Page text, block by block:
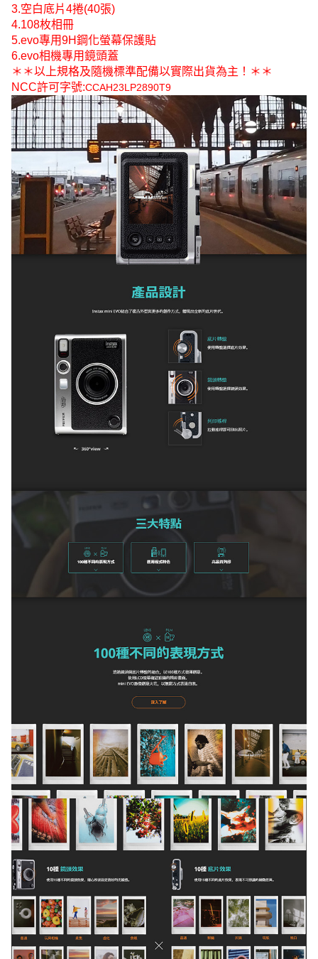
3.空白底片4捲(40張)
4.108枚相冊
5.evo專用9H鋼化螢幕保護貼
6.evo相機專用鏡頭蓋
＊＊以上規格及隨機標準配備以實際出貨為主！＊＊
NCC許可字號:CCAH23LP2890T9